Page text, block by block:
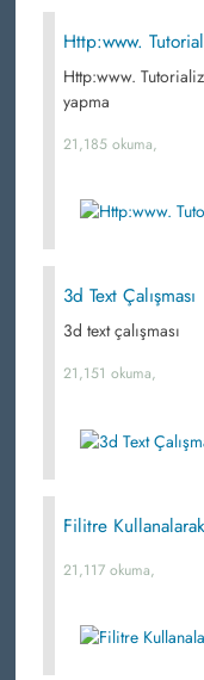
Http:www.
Http:www.
yapma
21,185 okuma,
3d Text Çalışması
3d text çalışması
21,151 okuma,
Filitre
21,117 okuma,